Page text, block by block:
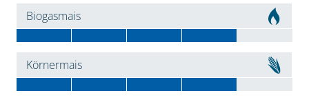
Biogasmais
Körnermais